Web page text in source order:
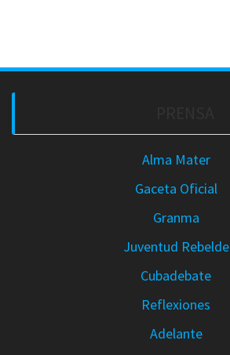
Alma Mater
Gaceta Oficial
Granma
Juventud Rebelde
Cubadebate
Reflexiones
Adelante